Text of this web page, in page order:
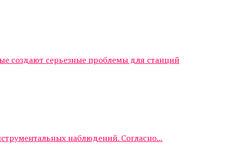
создают серьезные проблемы для станций
наблюдений. Согласно...